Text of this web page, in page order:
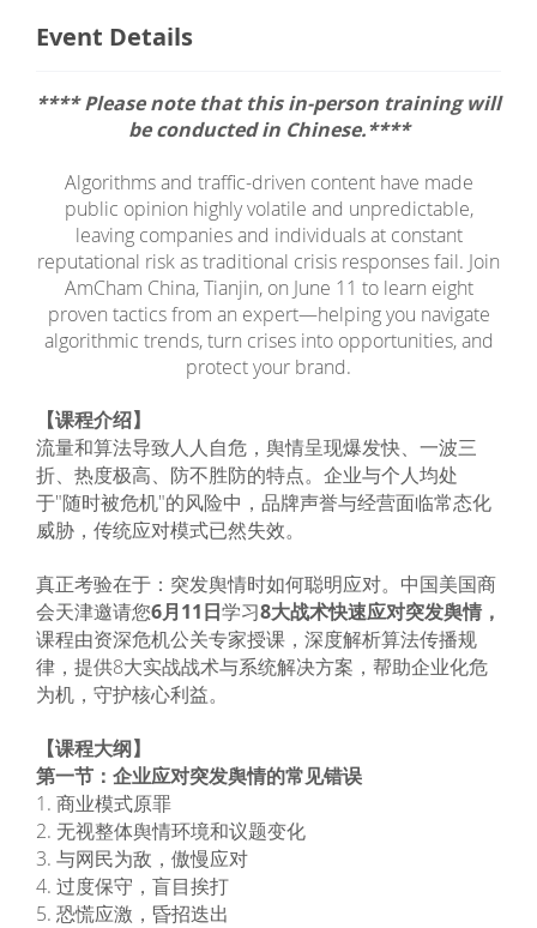
Event Details
**** Please note that this in-person training will
be conducted in Chinese.****
Algorithms and traffic-driven content have made
public opinion highly volatile and unpredictable,
leaving companies and individuals at constant
reputational risk as traditional crisis responses fail. Join
AmCham China, Tianjin, on June 11 to learn eight
proven tactics from an expert—helping you navigate
algorithmic trends, turn crises into opportunities, and
protect your brand.
【课程介绍】
流量和算法导致人人自危，舆情呈现爆发快、一波三
折、热度极高、防不胜防的特点。企业与个人均处
于"随时被危机"的风险中，品牌声誉与经营面临常态化
威胁，传统应对模式已然失效。
真正考验在于：突发舆情时如何聪明应对。中国美国商
会天津邀请您6月11日学习8大战术快速应对突发舆情，
课程由资深危机公关专家授课，深度解析算法传播规
律，提供8大实战战术与系统解决方案，帮助企业化危
为机，守护核心利益。
【课程大纲】
第一节：企业应对突发舆情的常见错误
1. 商业模式原罪
2. 无视整体舆情环境和议题变化
3. 与网民为敌，傲慢应对
4. 过度保守，盲目挨打
5. 恐慌应激，昏招迭出